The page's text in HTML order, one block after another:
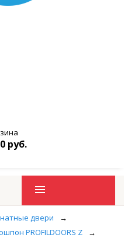
0 руб.
Промо товары
двери
→
PROFILDOORS Z
→